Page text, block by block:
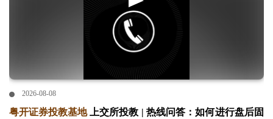
2026-08-08
粤开证券投教基地上交所投教 | 热线问答：如何进行盘后固